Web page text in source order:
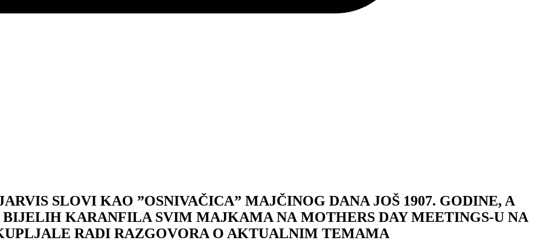
SLOVI KAO ”OSNIVAČICA” MAJČINOG DANA JOŠ 1907. GODINE, A
KARANFILA SVIM MAJKAMA NA MOTHERS DAY MEETINGS-U NA
RADI RAZGOVORA O AKTUALNIM TEMAMA